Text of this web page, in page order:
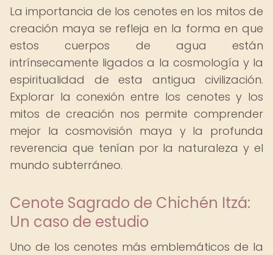
La importancia de los cenotes en los mitos de
creación maya se refleja en la forma en que
estos cuerpos de agua están
intrínsecamente ligados a la cosmología y la
espiritualidad de esta antigua civilización.
Explorar la conexión entre los cenotes y los
mitos de creación nos permite comprender
mejor la cosmovisión maya y la profunda
reverencia que tenían por la naturaleza y el
mundo subterráneo.
Cenote Sagrado de Chichén Itzá:
Un caso de estudio
Uno de los cenotes más emblemáticos de la